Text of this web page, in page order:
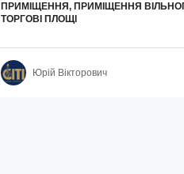
ПРИМІЩЕННЯ, ПРИМІЩЕННЯ
ТОРГОВІ ПЛОЩІ
Юрій Вікторович